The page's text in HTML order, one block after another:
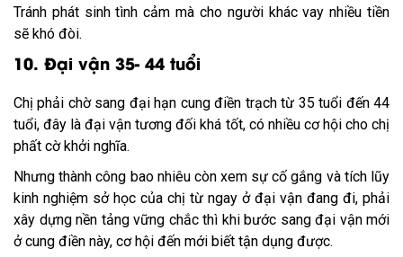
Tránh phát sinh tình cảm mà cho người khác vay nhiều tiền
sẽ khó đòi.
10. Đại vận 35- 44 tuổi
Chị phải chờ sang đại hạn cung điền trạch từ 35 tuổi đến 44
tuổi, đây là đại vận tương đối khá tốt, có nhiều cơ hội cho chị
phất cờ khởi nghĩa.
Nhưng thành công bao nhiêu còn xem sự cố gắng và tích lũy
kinh nghiệm sở học của chị từ ngay ở đại vận đang đi, phải
xây dựng nền tảng vững chắc thì khi bước sang đại vận mới
ở cung điền này, cơ hội đến mới biết tận dụng được.